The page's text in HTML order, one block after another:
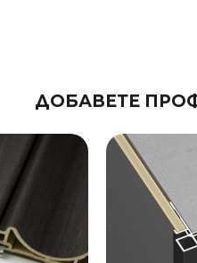
ДОБАВЕТЕ